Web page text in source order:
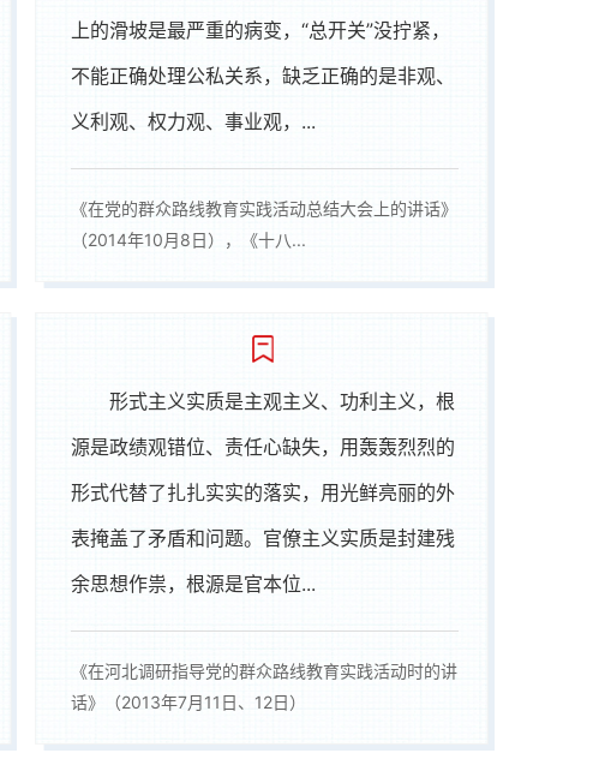
上的滑坡是最严重的病变，“总开关”没拧紧，
不能正确处理公私关系，缺乏正确的是非观、
义利观、权力观、事业观，...
《在党的群众路线教育实践活动总结大会上的讲话》
（2014年10月8日），《十八...
形式主义实质是主观主义、功利主义，根
源是政绩观错位、责任心缺失，用轰轰烈烈的
形式代替了扎扎实实的落实，用光鲜亮丽的外
表掩盖了矛盾和问题。官僚主义实质是封建残
余思想作祟，根源是官本位...
《在河北调研指导党的群众路线教育实践活动时的讲
话》（2013年7月11日、12日）